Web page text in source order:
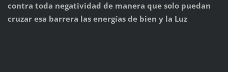
contra toda negatividad de manera que solo puedan
cruzar esa barrera las energías de bien y la Luz